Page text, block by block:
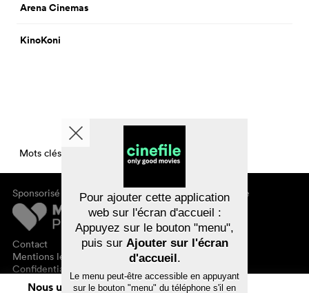
Arena Cinemas
KinoKoni
Mots clés CinemaCinemasPerDay
Sponsorisé par
Contact
Mentions légales
Confidentialité des données
À propos de cinefile
S'inscrire/s'abonner
Newsletter
FAQ
Bons-cadeaux
Nous utilisons des cookies. En naviguant
Pour ajouter cette application
web sur l'écran d'accueil :
Appuyez sur le bouton "menu",
puis sur Ajouter sur l'écran
d'accueil.
Le menu peut-être accessible en appuyant
sur le bouton "menu" du téléphone s'il en